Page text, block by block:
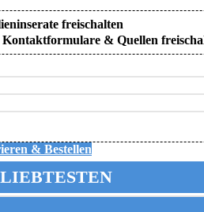
freischalten
& Quellen
& Bestellen